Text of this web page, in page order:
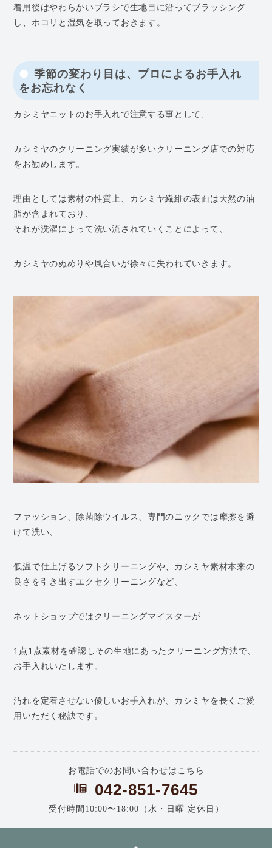
着用後はやわらかいブラシで生地目に沿ってブラッシング
し、ホコリと湿気を取っておきます。
季節の変わり目は、プロによるお手入れ
をお忘れなく
カシミヤニットのお手入れで注意する事として、
カシミヤのクリーニング実績が多いクリーニング店での対応
をお勧めします。
理由としては素材の性質上、カシミヤ繊維の表面は天然の油
脂が含まれており、
それが洗濯によって洗い流されていくことによって、
カシミヤのぬめりや風合いが徐々に失われていきます。
ファッション、除菌除ウイルス、専門のニックでは摩擦を避
けて洗い、
低温で仕上げるソフトクリーニングや、カシミヤ素材本来の
良さを引き出すエクセクリーニングなど、
ネットショップではクリーニングマイスターが
1点1点素材を確認しその生地にあったクリーニング方法で、
お手入れいたします。
汚れを定着させない優しいお手入れが、カシミヤを長くご愛
用いただく秘訣です。
お電話でのお問い合わせはこちら
042-851-7645
受付時間10:00〜18:00（水・日曜 定休日）